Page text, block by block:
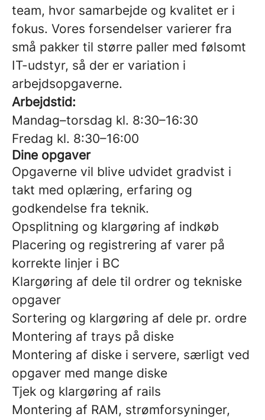
team, hvor samarbejde og kvalitet er i
fokus. Vores forsendelser varierer fra
små pakker til større paller med følsomt
IT-udstyr, så der er variation i
arbejdsopgaverne.
Arbejdstid:
Mandag–torsdag kl. 8:30–16:30
Fredag kl. 8:30–16:00
Dine opgaver
Opgaverne vil blive udvidet gradvist i
takt med oplæring, erfaring og
godkendelse fra teknik.
Opsplitning og klargøring af indkøb
Placering og registrering af varer på
korrekte linjer i BC
Klargøring af dele til ordrer og tekniske
opgaver
Sortering og klargøring af dele pr. ordre
Montering af trays på diske
Montering af diske i servere, særligt ved
opgaver med mange diske
Tjek og klargøring af rails
Montering af RAM, strømforsyninger,